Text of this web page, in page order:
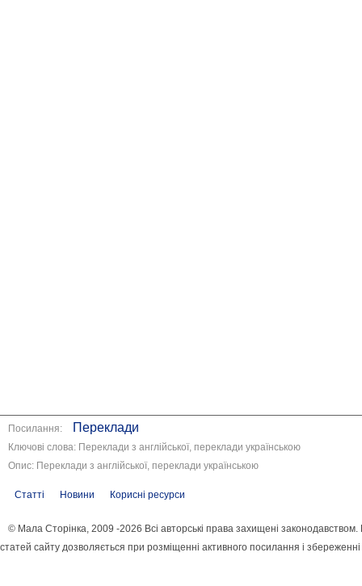
Посилання: Переклади
Ключові слова: Переклади з англійської, переклади українською
Опис: Переклади з англійської, переклади українською
Статті Новини Корисні ресурси
© Мала Сторінка, 2009 -2026 Всі авторські права захищені
статей сайту дозволяється при розміщенні активного посилання і